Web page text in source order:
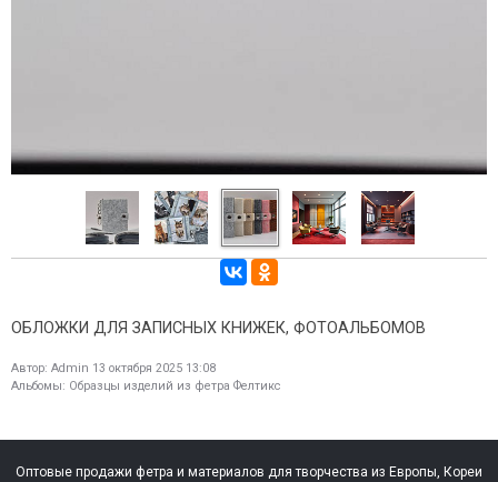
ОБЛОЖКИ ДЛЯ ЗАПИСНЫХ КНИЖЕК, ФОТОАЛЬБОМОВ
Автор: Admin 13 октября 2025 13:08
Альбомы: Образцы изделий из фетра Фелтикс
Оптовые продажи фетра и материалов для творчества из Европы, Кореи